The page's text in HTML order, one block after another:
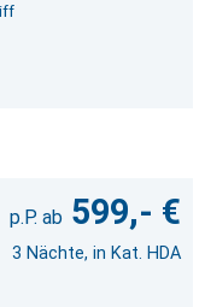
599,- €
3 Nächte, in Kat. HDA